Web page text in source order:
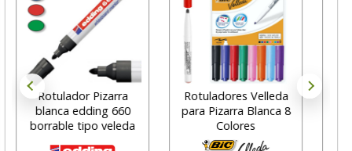
Rotulador Pizarra
blanca edding 660
borrable tipo veleda
Rotuladores Velleda
para Pizarra Blanca 8
Colores